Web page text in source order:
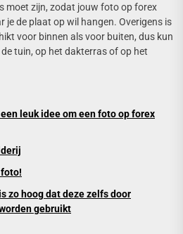
moet zijn, zodat jouw foto op forex
je de plaat op wil hangen. Overigens is
voor binnen als voor buiten, dus kun
tuin, op het dakterras of op het
leuk idee om een foto op forex
zo hoog dat deze zelfs door
gebruikt